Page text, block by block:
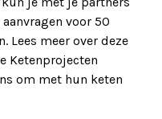
voor 50
Lees meer over deze
Ketenprojecten
om met hun keten